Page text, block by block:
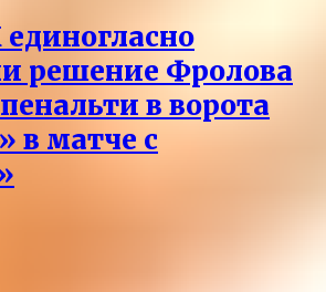
решение Фролова
в ворота
в матче с